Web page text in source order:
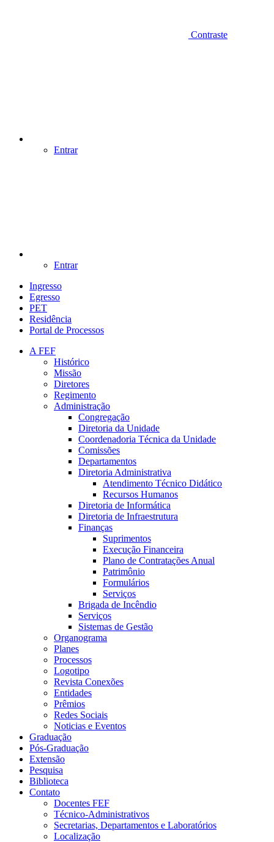
Contraste
Entrar
Entrar
Ingresso
Egresso
PET
Residência
Portal de Processos
A FEF
Histórico
Missão
Diretores
Regimento
Administração
Congregação
Diretoria da Unidade
Coordenadoria Técnica da Unidade
Comissões
Departamentos
Diretoria Administrativa
Atendimento Técnico Didático
Recursos Humanos
Diretoria de Informática
Diretoria de Infraestrutura
Finanças
Suprimentos
Execução Financeira
Plano de Contratações Anual
Patrimônio
Formulários
Serviços
Brigada de Incêndio
Serviços
Sistemas de Gestão
Organograma
Planes
Processos
Logotipo
Revista Conexões
Entidades
Prêmios
Redes Sociais
Noticias e Eventos
Graduação
Pós-Graduação
Extensão
Pesquisa
Biblioteca
Contato
Docentes FEF
Técnico-Administrativos
Secretarias, Departamentos e Laboratórios
Localização